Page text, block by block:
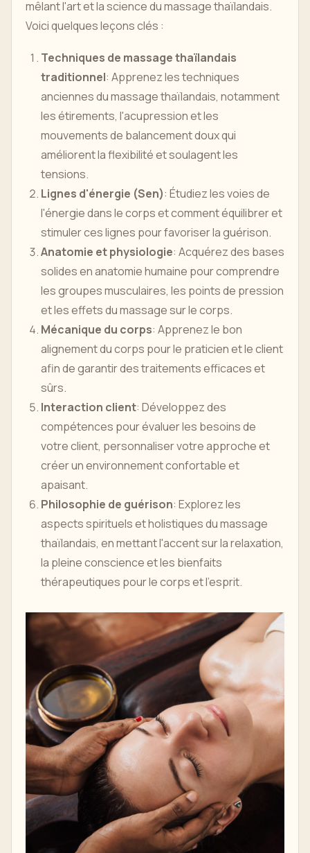
mêlant l'art et la science du massage thaïlandais.
Voici quelques leçons clés :
Techniques de massage thaïlandais
traditionnel: Apprenez les techniques
anciennes du massage thaïlandais, notamment
les étirements, l'acupression et les
mouvements de balancement doux qui
améliorent la flexibilité et soulagent les
tensions.
Lignes d'énergie (Sen): Étudiez les voies de
l'énergie dans le corps et comment équilibrer et
stimuler ces lignes pour favoriser la guérison.
Anatomie et physiologie: Acquérez des bases
solides en anatomie humaine pour comprendre
les groupes musculaires, les points de pression
et les effets du massage sur le corps.
Mécanique du corps: Apprenez le bon
alignement du corps pour le praticien et le client
afin de garantir des traitements efficaces et
sûrs.
Interaction client: Développez des
compétences pour évaluer les besoins de
votre client, personnaliser votre approche et
créer un environnement confortable et
apaisant.
Philosophie de guérison: Explorez les
aspects spirituels et holistiques du massage
thaïlandais, en mettant l'accent sur la relaxation,
la pleine conscience et les bienfaits
thérapeutiques pour le corps et l'esprit.